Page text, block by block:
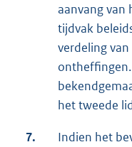
aanvang van
tijdvak
verdeling
het tweede
7.
Indien het